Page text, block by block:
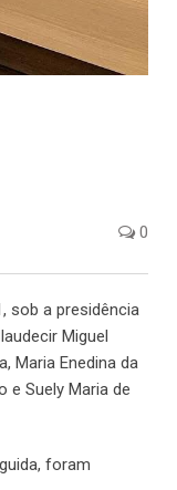
0
sob a presidência
Miguel
Maria Enedina da
e Suely Maria de
foram